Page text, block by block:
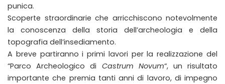
punica.
Scoperte straordinarie che arricchiscono notevolmente
la conoscenza della storia dell’archeologia e della
topografia dell’insediamento.
A breve partiranno i primi lavori per la realizzazione del
“Parco Archeologico di Castrum Novum“, un risultato
importante che premia tanti anni di lavoro, di impegno